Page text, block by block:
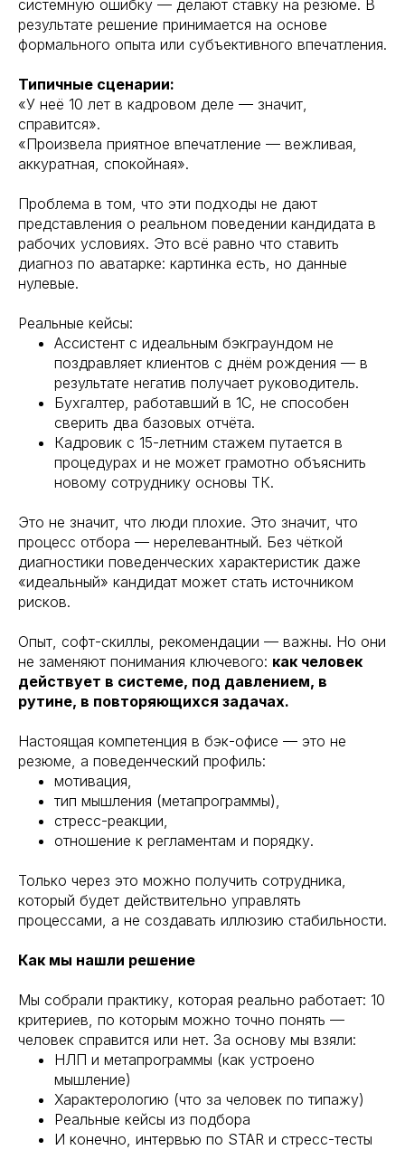
системную ошибку — делают ставку на резюме. В
результате решение принимается на основе
формального опыта или субъективного впечатления.
Типичные сценарии:
«У неё 10 лет в кадровом деле — значит,
справится».
«Произвела приятное впечатление — вежливая,
аккуратная, спокойная».
Проблема в том, что эти подходы не дают
представления о реальном поведении кандидата в
рабочих условиях. Это всё равно что ставить
диагноз по аватарке: картинка есть, но данные
нулевые.
Реальные кейсы:
Ассистент с идеальным бэкграундом не
поздравляет клиентов с днём рождения — в
результате негатив получает руководитель.
Бухгалтер, работавший в 1С, не способен
сверить два базовых отчёта.
Кадровик с 15-летним стажем путается в
процедурах и не может грамотно объяснить
новому сотруднику основы ТК.
Это не значит, что люди плохие. Это значит, что
процесс отбора — нерелевантный. Без чёткой
диагностики поведенческих характеристик даже
«идеальный» кандидат может стать источником
рисков.
Опыт, софт-скиллы, рекомендации — важны. Но они
не заменяют понимания ключевого: как человек
действует в системе, под давлением, в
рутине, в повторяющихся задачах.
Настоящая компетенция в бэк-офисе — это не
резюме, а поведенческий профиль:
мотивация,
тип мышления (метапрограммы),
стресс-реакции,
отношение к регламентам и порядку.
Только через это можно получить сотрудника,
который будет действительно управлять
процессами, а не создавать иллюзию стабильности.
Как мы нашли решение
Мы собрали практику, которая реально работает: 10
критериев, по которым можно точно понять —
человек справится или нет. За основу мы взяли:
НЛП и метапрограммы (как устроено
мышление)
Характерологию (что за человек по типажу)
Реальные кейсы из подбора
И конечно, интервью по STAR и стресс-тесты